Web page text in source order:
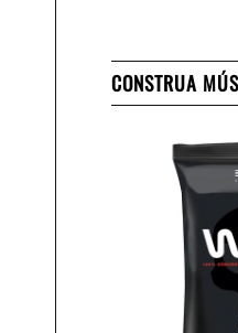
CONSTRUA